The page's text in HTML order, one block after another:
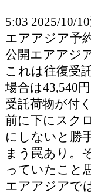
5:03 2025/10/
エアアジア予
公開エアアジ
これは往復受
場合は43,540
受託荷物が付
前に下にスク
にしないと勝
まう罠あり。
っていたこと
エアアジアで